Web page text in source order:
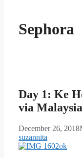
Sephora
Day 1: Ke
via Malaysia
December 26, 2018
suzannita